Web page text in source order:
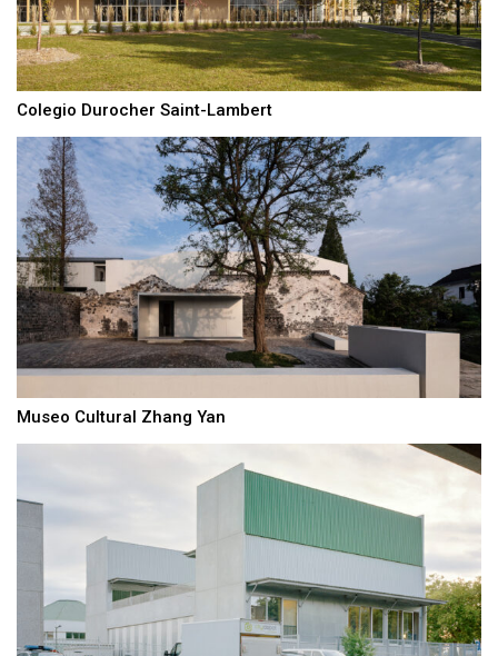
Colegio Durocher Saint-Lambert
Museo Cultural Zhang Yan